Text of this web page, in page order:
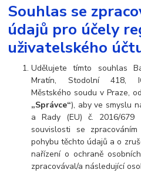
Souhlas se
údajů pro účely
uživatelského
Udělujete tímto souhlas
Mratín, Stodolní 418,
Městského soudu v Praze,
„Správce“), aby ve smyslu
a Rady (EU) č. 2016/
souvislosti se
pohybu těchto údajů a o
nařízení o ochraně
zpracovával/a následující